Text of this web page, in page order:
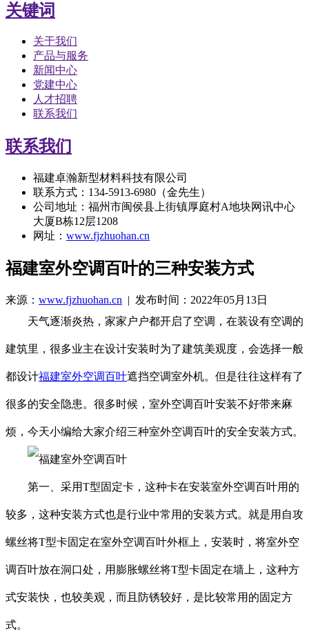
关键词
关于我们
产品与服务
新闻中心
党建中心
人才招聘
联系我们
联系我们
福建卓瀚新型材料科技有限公司
联系方式：134-5913-6980（金先生）
公司地址：福州市闽侯县上街镇厚庭村A地块网讯中心
大厦B栋12层1208
网址： www.fjzhuohan.cn
福建室外空调百叶的三种安装方式
来源： www.fjzhuohan.cn | 发布时间：2022年05月13日
天气逐渐炎热，家家户户都开启了空调，在装设有空调的
建筑里，很多业主在设计安装时为了建筑美观度，会选择一般
都设计福建室外空调百叶遮挡空调室外机。但是往往这样有了
很多的安全隐患。很多时候，室外空调百叶安装不好带来麻
烦，今天小编给大家介绍三种室外空调百叶的安全安装方式。
第一、采用T型固定卡，这种卡在安装室外空调百叶用的
较多，这种安装方式也是行业中常用的安装方式。就是用自攻
螺丝将T型卡固定在室外空调百叶外框上，安装时，将室外空
调百叶放在洞口处，用膨胀螺丝将T型卡固定在墙上，这种方
式安装快，也较美观，而且防锈较好，是比较常用的固定方
式。